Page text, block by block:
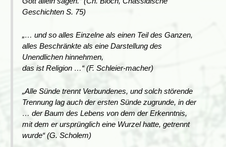
Geschichten S. 75)
„… und so alles Einzelne als einen Teil des Ganzen,
alles Beschränkte als eine Darstellung des
Unendlichen hinnehmen,
das ist Religion …“ (F. Schleier-macher)
„Alle Sünde trennt Verbundenes, und solch störende
Trennung lag auch der ersten Sünde zugrunde, in der
… der Baum des Lebens von dem der Erkenntnis,
mit dem er ursprünglich eine Wurzel hatte, getrennt
wurde“ (G. Scholem)